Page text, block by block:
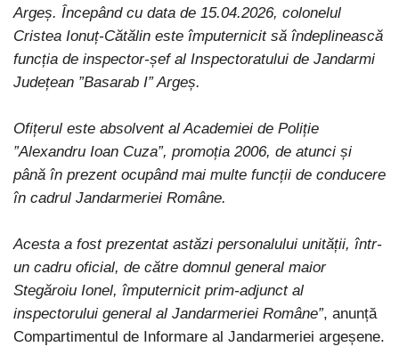
Argeș. Începând cu data de 15.04.2026, colonelul
Cristea Ionuț-Cătălin este împuternicit să îndeplinească
funcția de inspector-șef al Inspectoratului de Jandarmi
Județean ”Basarab I” Argeș.
Ofițerul este absolvent al Academiei de Poliție
”Alexandru Ioan Cuza”, promoția 2006, de atunci și
până în prezent ocupând mai multe funcții de conducere
în cadrul Jandarmeriei Române.
Acesta a fost prezentat astăzi personalului unității, într-
un cadru oficial, de către domnul general maior
Stegăroiu Ionel, împuternicit prim-adjunct al
inspectorului general al Jandarmeriei Române”, anunță
Compartimentul de Informare al Jandarmeriei argeșene.